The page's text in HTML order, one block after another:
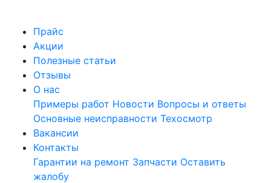
Прайс
Акции
Полезные статьи
Отзывы
О нас
Примеры работ Новости Вопросы и ответы
Основные неисправности Техосмотр
Вакансии
Контакты
Гарантии на ремонт Запчасти Оставить
жалобу